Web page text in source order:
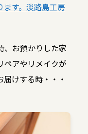
ます。淡路島工房
、お預かりした家
ペアやリメイクが
けする時・・・